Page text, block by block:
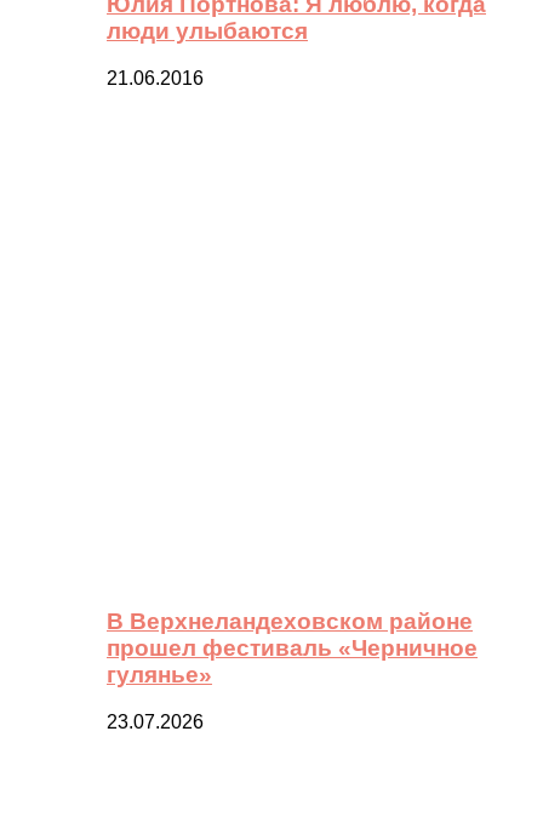
люди улыбаются
21.06.2016
В Верхнеландеховском районе
прошел фестиваль «Черничное
гулянье»
23.07.2026